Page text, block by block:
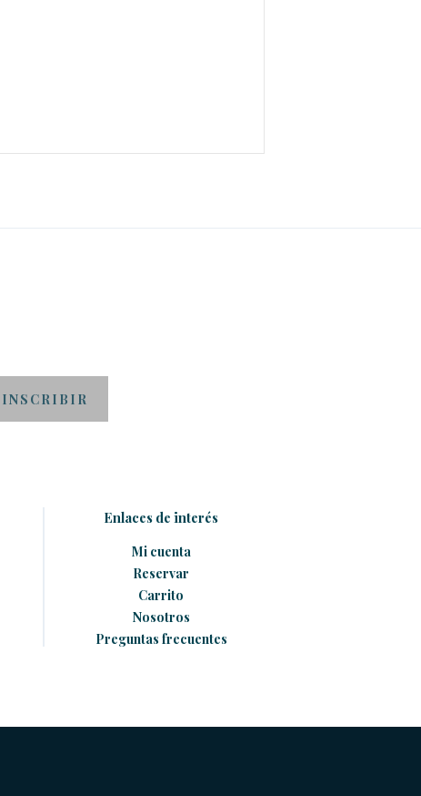
Enlaces de interés
Mi cuenta
Reservar
Carrito
Nosotros
Preguntas frecuentes